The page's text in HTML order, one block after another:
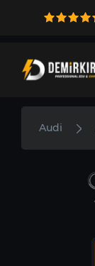
Audi